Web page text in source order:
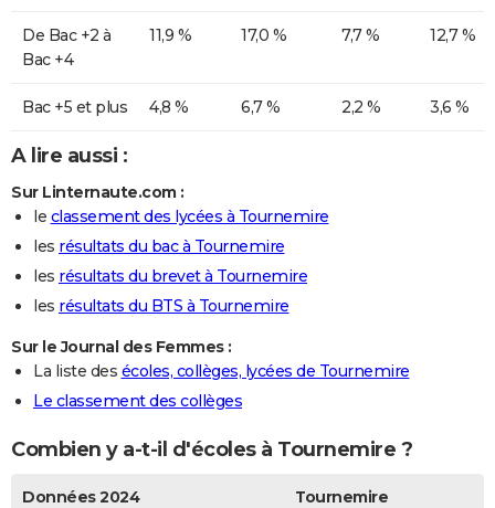
De Bac +2 à
Bac +4
11,9 % 17,0 % 7,7 % 12,7 %
Bac +5 et plus 4,8 % 6,7 % 2,2 % 3,6 %
A lire aussi :
Sur Linternaute.com :
le classement des lycées à Tournemire
les résultats du bac à Tournemire
les résultats du brevet à Tournemire
les résultats du BTS à Tournemire
Sur le Journal des Femmes :
La liste des écoles, collèges, lycées de Tournemire
Le classement des collèges
Combien y a-t-il d'écoles à Tournemire ?
Données 2024 Tournemire